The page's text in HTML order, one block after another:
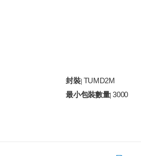
封裝| TUMD2M
最小包裝數量|3000